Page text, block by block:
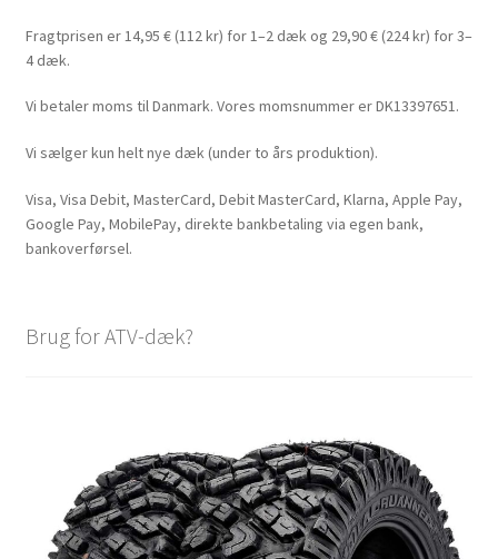
Fragtprisen er 14,95 € (112 kr) for 1–2 dæk og 29,90 € (224 kr) for 3–
4 dæk.
Vi betaler moms til Danmark. Vores momsnummer er DK13397651.
Vi sælger kun helt nye dæk (under to års produktion).
Visa, Visa Debit, MasterCard, Debit MasterCard, Klarna, Apple Pay,
Google Pay, MobilePay, direkte bankbetaling via egen bank,
bankoverførsel.
Brug for ATV-dæk?